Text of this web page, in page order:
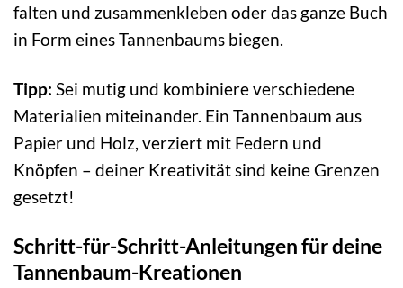
falten und zusammenkleben oder das ganze Buch
in Form eines Tannenbaums biegen.
Tipp: Sei mutig und kombiniere verschiedene
Materialien miteinander. Ein Tannenbaum aus
Papier und Holz, verziert mit Federn und
Knöpfen – deiner Kreativität sind keine Grenzen
gesetzt!
Schritt-für-Schritt-Anleitungen für deine
Tannenbaum-Kreationen